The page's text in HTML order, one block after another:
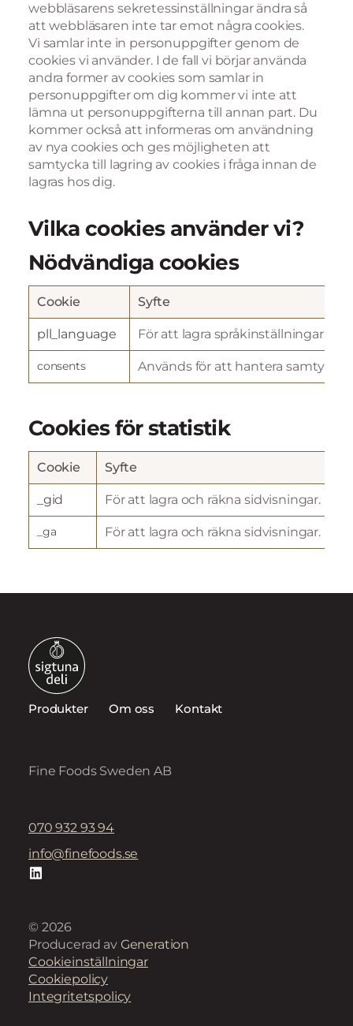
webbläsarens sekretessinställningar ändra så
att webbläsaren inte tar emot några cookies.
Vi samlar inte in personuppgifter genom de
cookies vi använder. I de fall vi börjar använda
andra former av cookies som samlar in
personuppgifter om dig kommer vi inte att
lämna ut personuppgifterna till annan part. Du
kommer också att informeras om användning
av nya cookies och ges möjligheten att
samtycka till lagring av cookies i fråga innan de
lagras hos dig.
Vilka cookies använder vi?
Nödvändiga cookies
Cookie Syfte
pll_language För att lagra språkinställningar.
consents Används för att hantera samtycke
Cookies för statistik
Cookie Syfte
_gid För att lagra och räkna sidvisningar.
_ga För att lagra och räkna sidvisningar.
Produkter Om oss Kontakt
Fine Foods Sweden AB
070 932 93 94
info@finefoods.se
© 2026
Producerad av Generation
Cookieinställningar
Cookiepolicy
Integritetspolicy